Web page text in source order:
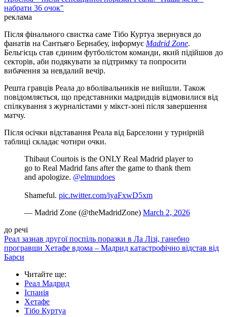
набрати 36 очок"
реклама
Після фінального свистка саме Тібо Куртуа звернувся до
фанатів на Сантьяго Бернабеу, інформує Madrid Zone.
Бельгієць став єдиним футболістом команди, який підійшов до
секторів, аби подякувати за підтримку та попросити
вибачення за невдалий вечір.
Решта гравців Реала до вболівальників не вийшли. Також
повідомляється, що представники мадридців відмовилися від
спілкування з журналістами у мікст-зоні після завершення
матчу.
Після осічки відставання Реала від Барселони у турнірній
таблиці складає чотири очки.
Thibaut Courtois is the ONLY Real Madrid player to
go to Real Madrid fans after the game to thank them
and apologize. @elmundoes
Shameful. pic.twitter.com/iyaFxwD5xm
— Madrid Zone (@theMadridZone) March 2, 2026
до речі
Реал зазнав другої поспіль поразки в Ла Лізі, ганебно
програвши Хетафе вдома – Мадрид катастрофічно відстав від
Барси
Читайте ще:
Реал Мадрид
Іспанія
Хетафе
Тібо Куртуа